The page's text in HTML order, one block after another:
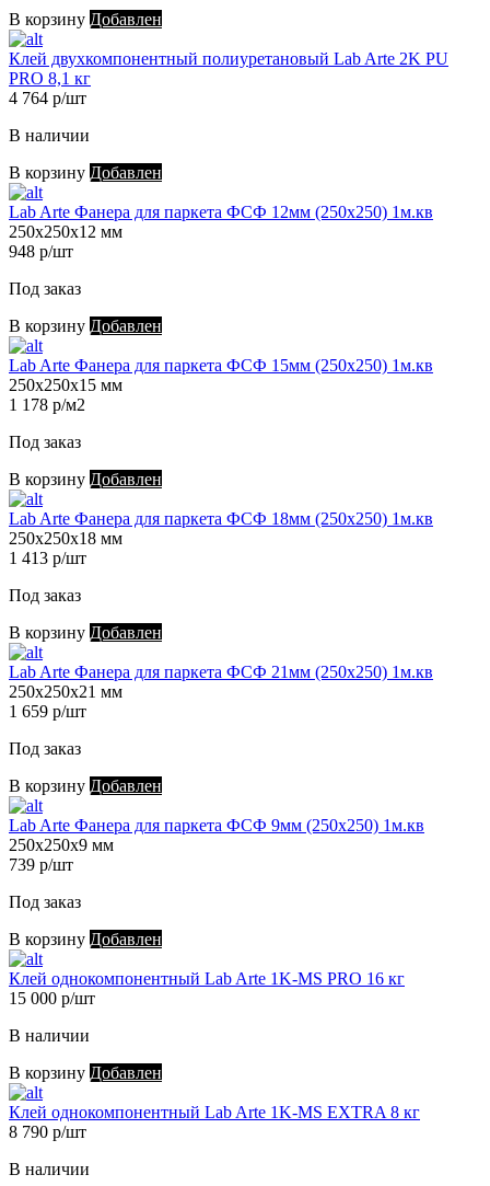
В корзину Добавлен
Клей двухкомпонентный полиуретановый Lab Arte 2K PU
PRO 8,1 кг
4 764 р/шт
В наличии
В корзину Добавлен
Lab Arte Фанера для паркета ФСФ 12мм (250х250) 1м.кв
250х250х12 мм
948 р/шт
Под заказ
В корзину Добавлен
Lab Arte Фанера для паркета ФСФ 15мм (250х250) 1м.кв
250х250х15 мм
1 178 р/м2
Под заказ
В корзину Добавлен
Lab Arte Фанера для паркета ФСФ 18мм (250х250) 1м.кв
250х250х18 мм
1 413 р/шт
Под заказ
В корзину Добавлен
Lab Arte Фанера для паркета ФСФ 21мм (250х250) 1м.кв
250х250х21 мм
1 659 р/шт
Под заказ
В корзину Добавлен
Lab Arte Фанера для паркета ФСФ 9мм (250х250) 1м.кв
250х250х9 мм
739 р/шт
Под заказ
В корзину Добавлен
Клей однокомпонентный Lab Arte 1K-MS PRO 16 кг
15 000 р/шт
В наличии
В корзину Добавлен
Клей однокомпонентный Lab Arte 1K-MS EXTRA 8 кг
8 790 р/шт
В наличии